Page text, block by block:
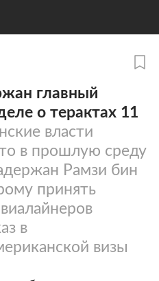
главный
о терактах 11
власти
в прошлую среду
Рамзи бин
принять
в
визы